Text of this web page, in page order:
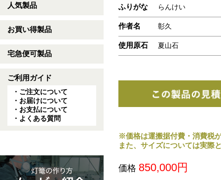
人気製品
お買い得製品
宅急便可製品
ご利用ガイド
・ご注文について
・お届けについて
・お支払について
・よくある質問
ふりがな らんけい
作者名 彰久
使用原石 夏山石
※価格は運搬据付費・消費税
また、サイズについては実際
価格 850,000円